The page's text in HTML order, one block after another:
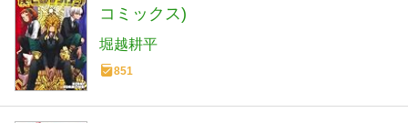
コミックス)
堀越耕平
851